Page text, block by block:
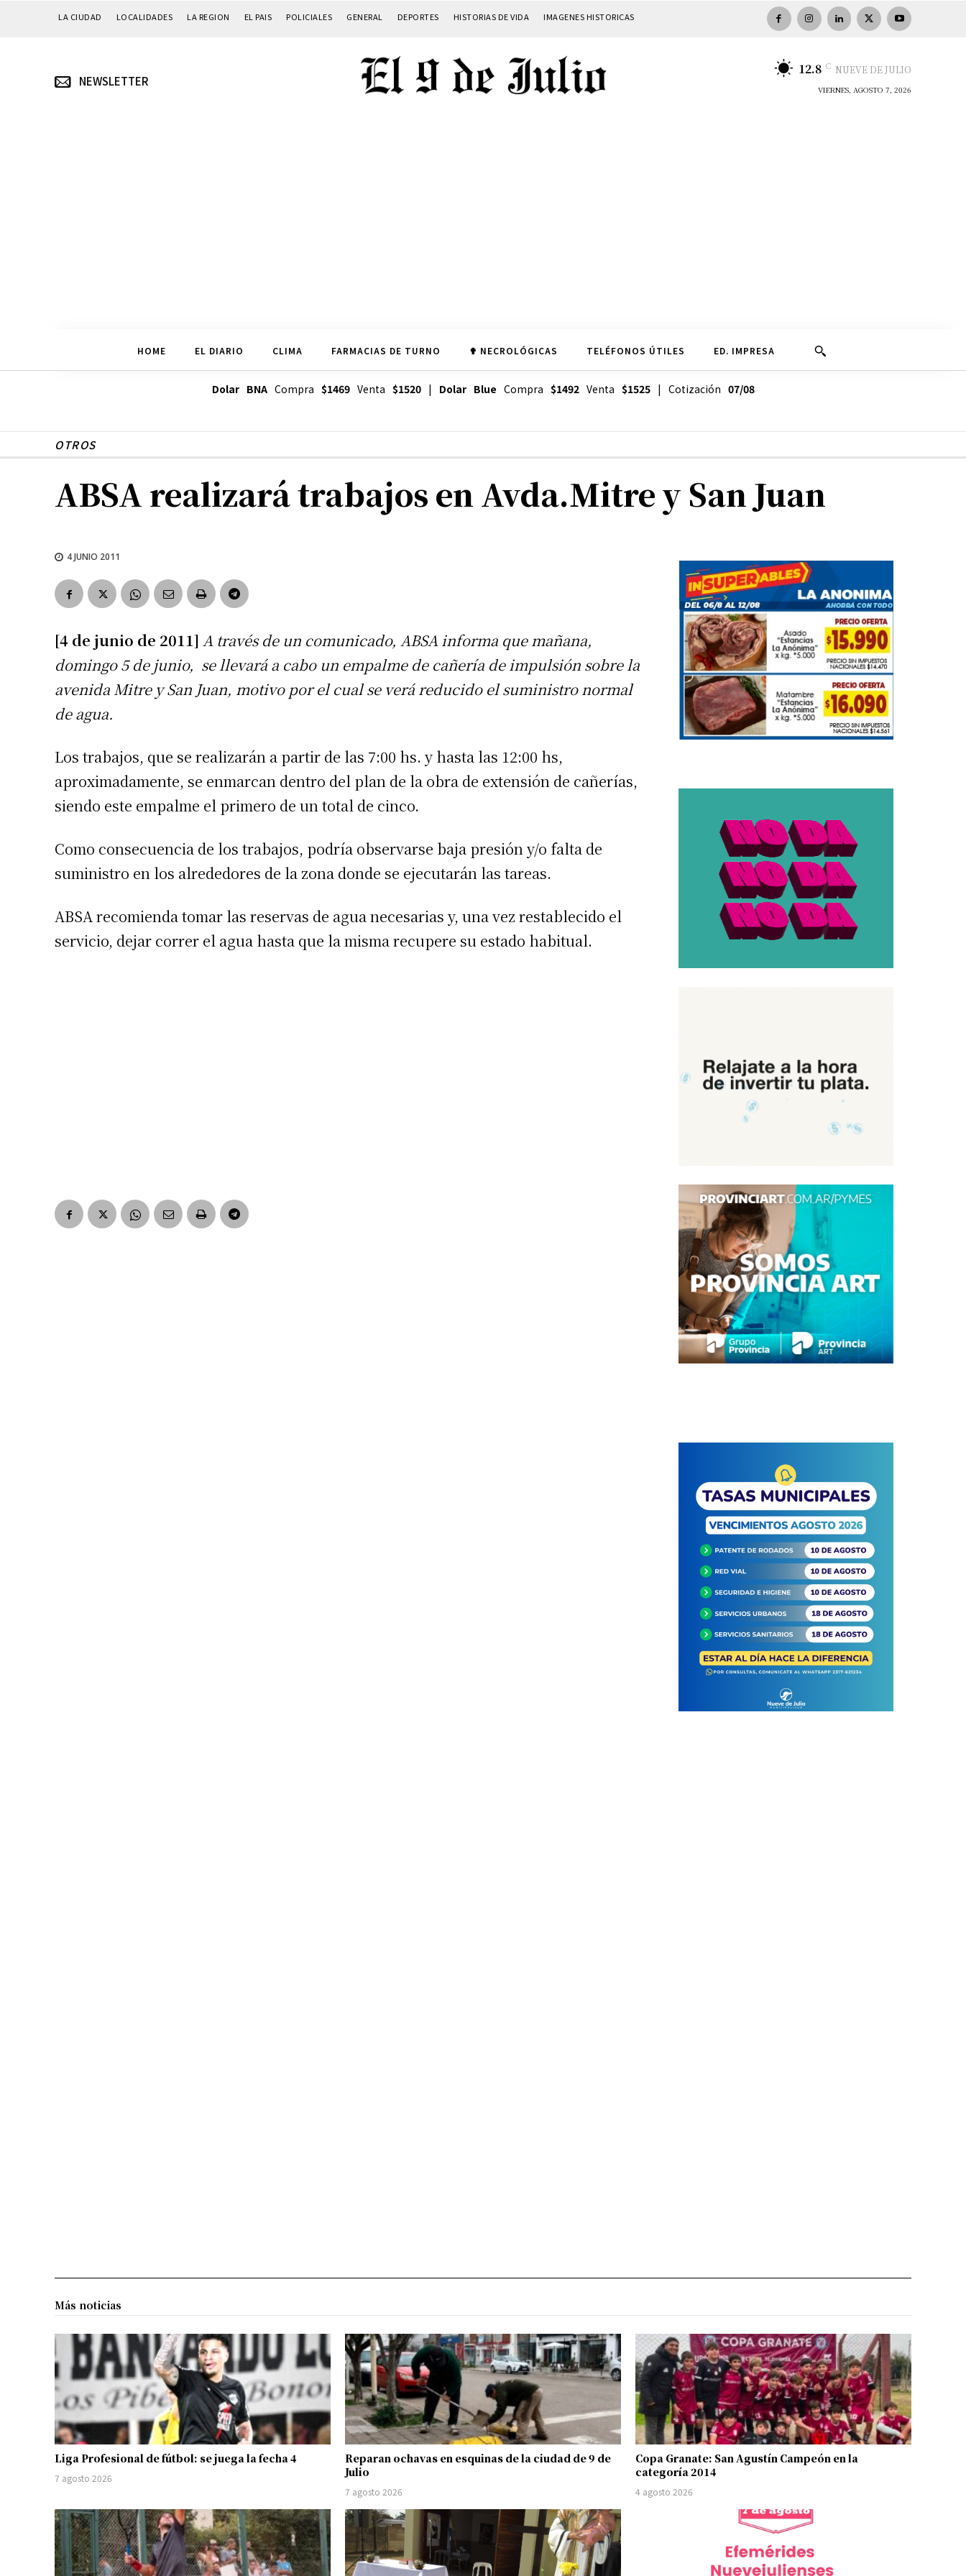
LA CIUDAD LOCALIDADES LA REGION EL PAIS POLICIALES GENERAL DEPORTES HISTORIAS DE VIDA IMAGENES HISTORICAS
NEWSLETTER
12.8 C NUEVE DE JULIO
VIERNES, AGOSTO 7, 2026
HOME EL DIARIO CLIMA FARMACIAS DE TURNO ✟ NECROLÓGICAS TELÉFONOS ÚTILES ED. IMPRESA
Dolar BNACompra $1469Venta $1520| Dolar Blue Compra $1492Venta $1525| Cotización 07/08
OTROS
ABSA realizará trabajos en Avda.Mitre y San Juan
4 JUNIO 2011
[4 de junio de 2011] A través de un comunicado, ABSA informa que mañana,
domingo 5 de junio, se llevará a cabo un empalme de cañería de impulsión sobre la
avenida Mitre y San Juan, motivo por el cual se verá reducido el suministro normal
de agua.
Los trabajos, que se realizarán a partir de las 7:00 hs. y hasta las 12:00 hs,
aproximadamente, se enmarcan dentro del plan de la obra de extensión de cañerías,
siendo este empalme el primero de un total de cinco.
Como consecuencia de los trabajos, podría observarse baja presión y/o falta de
suministro en los alrededores de la zona donde se ejecutarán las tareas.
ABSA recomienda tomar las reservas de agua necesarias y, una vez restablecido el
servicio, dejar correr el agua hasta que la misma recupere su estado habitual.
Más noticias
Liga Profesional de fútbol: se juega la fecha 4
7 agosto 2026
Reparan ochavas en esquinas de la ciudad de 9 de
Julio
7 agosto 2026
Copa Granate: San Agustín Campeón en la
categoría 2014
4 agosto 2026